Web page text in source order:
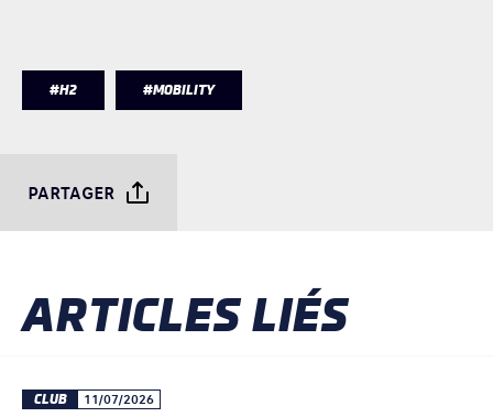
#H2 #MOBILITY
PARTAGER
ARTICLES LIÉS
CLUB 11/07/2026